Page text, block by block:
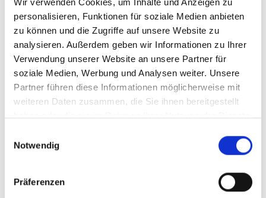
personalisieren, Funktionen für soziale Medien anbieten
zu können und die Zugriffe auf unsere Website zu
analysieren. Außerdem geben wir Informationen zu Ihrer
Verwendung unserer Website an unsere Partner für
soziale Medien, Werbung und Analysen weiter. Unsere
Partner führen diese Informationen möglicherweise mit
weiteren Daten zusammen, die Sie ihnen bereitgestellt
haben oder die sie im Rahmen Ihrer Nutzung der Dienste
Notwendig
Präferenzen
Nationalratsabgeordneter | Tourismussprecher